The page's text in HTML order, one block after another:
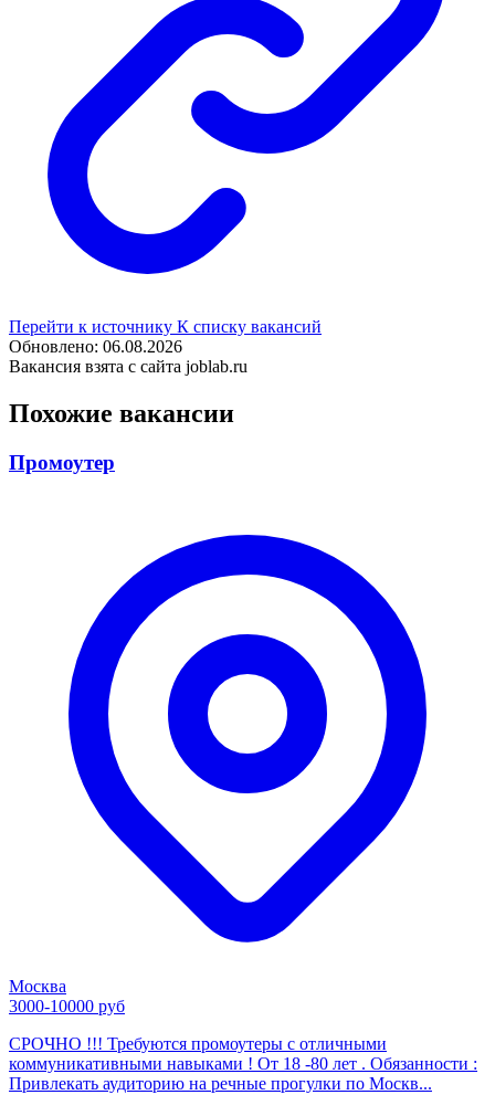
Перейти к источнику К списку вакансий
Обновлено: 06.08.2026
Вакансия взята с сайта joblab.ru
Похожие вакансии
Промоутер
Москва
3000-10000 руб
СРОЧНО !!! Требуются промоутеры с отличными
коммуникативными навыками ! От 18 -80 лет . Обязанности :
Привлекать аудиторию на речные прогулки по Москв...